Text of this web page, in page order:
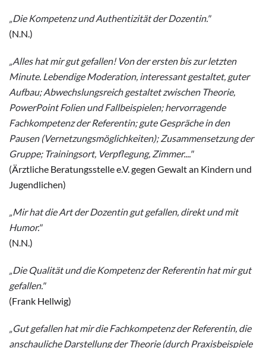
„Die Kompetenz und Authentizität der Dozentin."
(N.N.)
„Alles hat mir gut gefallen! Von der ersten bis zur letzten
Minute. Lebendige Moderation, interessant gestaltet, guter
Aufbau; Abwechslungsreich gestaltet zwischen Theorie,
PowerPoint Folien und Fallbeispielen; hervorragende
Fachkompetenz der Referentin; gute Gespräche in den
Pausen (Vernetzungsmöglichkeiten); Zusammensetzung der
Gruppe; Trainingsort, Verpflegung, Zimmer...."
(Ärztliche Beratungsstelle e.V. gegen Gewalt an Kindern und
Jugendlichen)
„Mir hat die Art der Dozentin gut gefallen, direkt und mit
Humor."
(N.N.)
„Die Qualität und die Kompetenz der Referentin hat mir gut
gefallen."
(Frank Hellwig)
„Gut gefallen hat mir die Fachkompetenz der Referentin, die
anschauliche Darstellung der Theorie (durch Praxisbeispiele